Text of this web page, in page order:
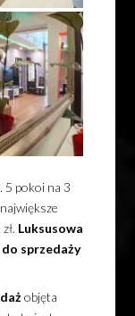
. 5 pokoi na 3
Luksusowa
do sprzedaży
objęta